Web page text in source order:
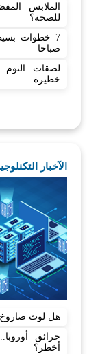
الملابس
للصحة؟
7 خطوات
صباحا
لصقات
خطيرة
الآخبار
هل لوث
حرائق
أخطر؟